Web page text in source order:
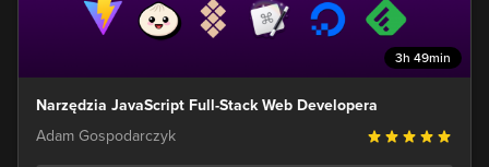
3h 49min
Narzędzia JavaScript Full-Stack Web Developera
Adam Gospodarczyk